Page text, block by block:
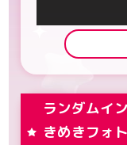
ランダムイ
きめきフォ